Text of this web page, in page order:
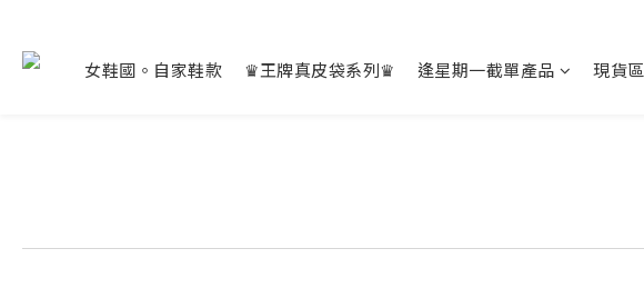
女鞋國。自家鞋款 ♛王牌真皮袋系列♛ 逢星期一截單產品 現貨區